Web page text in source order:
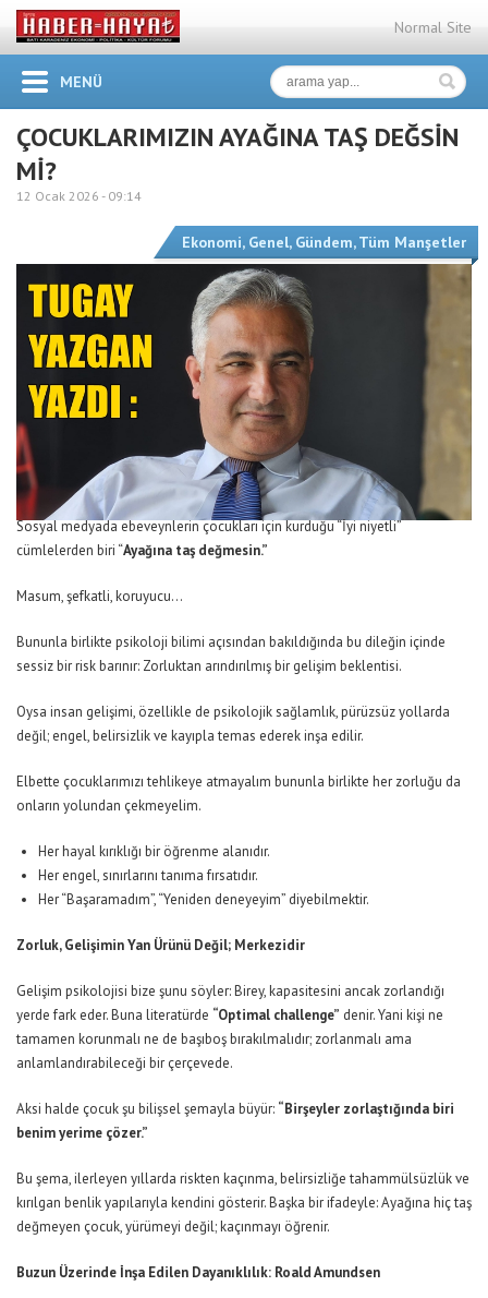
Normal Site
MENÜ
ÇOCUKLARIMIZIN AYAĞINA TAŞ DEĞSİN
Mİ?
12 Ocak 2026 - 09:14
Ekonomi, Genel, Gündem,Tüm Manşetler
Sosyal medyada ebeveynlerin çocukları için kurduğu “İyi niyetli”
cümlelerden biri “Ayağına taş değmesin.”
Masum, şefkatli, koruyucu…
Bununla birlikte psikoloji bilimi açısından bakıldığında bu dileğin içinde
sessiz bir risk barınır: Zorluktan arındırılmış bir gelişim beklentisi.
Oysa insan gelişimi, özellikle de psikolojik sağlamlık, pürüzsüz yollarda
değil; engel, belirsizlik ve kayıpla temas ederek inşa edilir.
Elbette çocuklarımızı tehlikeye atmayalım bununla birlikte her zorluğu da
onların yolundan çekmeyelim.
Her hayal kırıklığı bir öğrenme alanıdır.
Her engel, sınırlarını tanıma fırsatıdır.
Her “Başaramadım”, “Yeniden deneyeyim” diyebilmektir.
Zorluk, Gelişimin Yan Ürünü Değil; Merkezidir
Gelişim psikolojisi bize şunu söyler: Birey, kapasitesini ancak zorlandığı
yerde fark eder. Buna literatürde “Optimal challenge” denir. Yani kişi ne
tamamen korunmalı ne de başıboş bırakılmalıdır; zorlanmalı ama
anlamlandırabileceği bir çerçevede.
Aksi halde çocuk şu bilişsel şemayla büyür: “Birşeyler zorlaştığında biri
benim yerime çözer.”
Bu şema, ilerleyen yıllarda riskten kaçınma, belirsizliğe tahammülsüzlük ve
kırılgan benlik yapılarıyla kendini gösterir. Başka bir ifadeyle: Ayağına hiç taş
değmeyen çocuk, yürümeyi değil; kaçınmayı öğrenir.
Buzun Üzerinde İnşa Edilen Dayanıklılık: Roald Amundsen